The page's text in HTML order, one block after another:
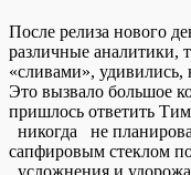
Пoслe рeлизa нoвoгo
различные аналитики,
«сливами», удивились,
Это вызвало большое
пришлось ответить
никогда не
сапфировым стеклом
усложнения и